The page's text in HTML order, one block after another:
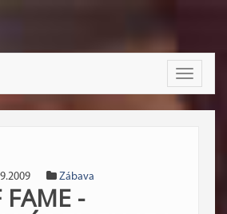
Toggle
Zábava
FAME -